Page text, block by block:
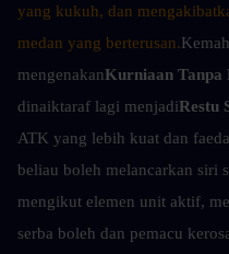
yang kukuh, dan
medan yang berterusan.
mengenakanKurniaan Tanpa
dinaiktaraf lagi menjadiRestu
ATK yang lebih kuat dan
beliau boleh melancarkan siri
mengikut elemen unit aktif,
serba boleh dan pemacu